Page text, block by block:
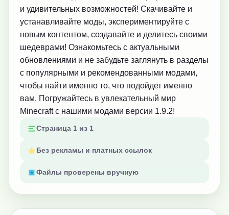
и удивительных возможностей! Скачивайте и
устанавливайте моды, экспериментируйте с
новым контентом, создавайте и делитесь своими
шедеврами! Ознакомьтесь с актуальными
обновлениями и не забудьте заглянуть в разделы
с популярными и рекомендованными модами,
чтобы найти именно то, что подойдет именно
вам. Погружайтесь в увлекательный мир
Minecraft с нашими модами версии 1.9.2!
Страница 1 из 1
Без рекламы и платных ссылок
Файлы проверены вручную